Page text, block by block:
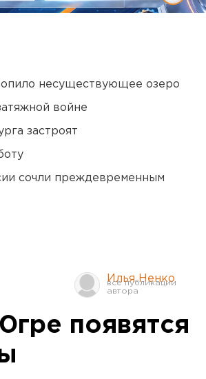
несуществующее озеро
войне
застроят
сочли преждевременным
Илья Ненко
появятся